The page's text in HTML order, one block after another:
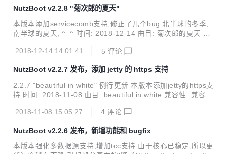
志扩展 by 大鲨鱼 update: 使用nutz 1.r.68.v20190220 例行
更新 update: 使用nutzwx 1.r.68.v20190220 卡包A...
NutzBoot v2.2.8 "菊次郎的夏天"
本版本添加servicecomb支持,修正了几个bug 北半球的冬季,
南半球的夏天, ^_^ 时间: 2018-12-14 曲目: 菊次郎的夏天 兼
持 update: 更新jetty/spring/jetx/beetl/undertow/druid版本 b
大鲨鱼 fix: fix:druid监控配置手册与实际过滤前缀不一致 by r
ealoldroot fix: ngrok client不能设置服务器地址 by...
2018-12-14 14:01:41 5 评论
NutzBoot v2.2.7 发布，添加 jetty 的 https 支持
2.2.7 "beautiful in white" 例行更新 本版本添加jetty的https支
持 时间: 2018-11-08 曲目: beautiful in white 兼容性: 兼容2.
er-lettuce by howe fix: jetty禁用目录展示 官网: nutz.io 社
s://gitee.com/nutz/nutzboot
2018-11-08 15:05:27 4 评论
NutzBoot v2.2.6 发布，新增功能和 bugfix
本版本强化多数据源支持,增加tcc支持 由于核心已稳定,所以更